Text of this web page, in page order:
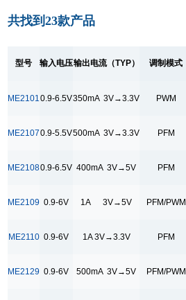
1.5A 5V→9V
2.5A 3.3V→5V
2A 5V→9V
300mA 3V→3.3V
3A 3.6V→5V
共找到23款产品
型号 输入电压输出电流（TYP） 调制模式
ME2101 0.9-6.5V350mA 3V→3.3V PWM
ME21070.9-5.5V500mA 3V→3.3V PFM
ME21080.9-6.5V 400mA 3V→5V PFM
ME2109 0.9-6V 1A 3V→5V PFM/PWM
ME2110 0.9-6V 1A 3V→3.3V PFM
ME2129 0.9-6V 500mA 3V→5V PFM/PWM